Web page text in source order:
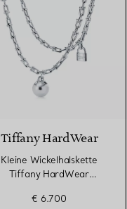
2 Materialien
Tiffany HardWear
Kleine Wickelhalskette
Tiffany HardWear
Sterlingsilber
€ 6.700